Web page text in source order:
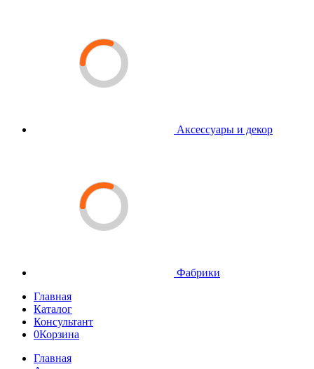
Аксессуары и декор
Фабрики
Главная
Каталог
Консультант
0Корзина
Главная